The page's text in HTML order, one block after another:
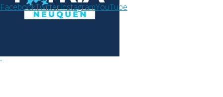
FacebookTwitterInstagramYouTube
Catálogo Feminizar las Utopìas